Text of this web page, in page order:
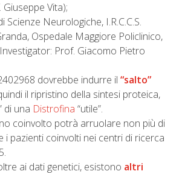
Vita);
Neurologiche, I.R.C.C.S.
Ospedale Maggiore Policlinico,
Prof. Giacomo Pietro
dovrebbe indurre il “salto”
il ripristino della sintesi proteica,
di una Distrofina “utile”.
coinvolto potrà arruolare non più di
i pazienti coinvolti nei centri di ricerca
ai dati genetici, esistono altri